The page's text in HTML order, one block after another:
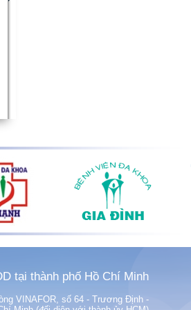
tại thành phố Hồ Chí Minh
VINAFOR, số 64 - Trương Định -